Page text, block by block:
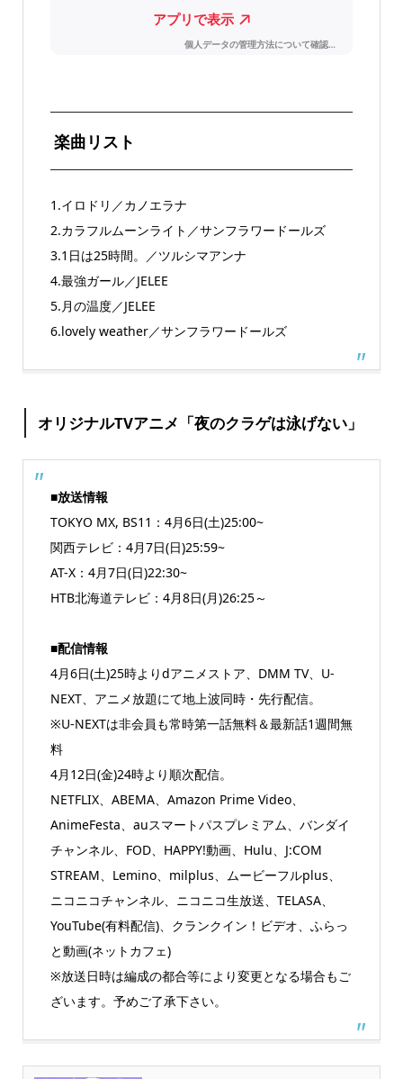
楽曲リスト
1.イロドリ／カノエラナ
2.カラフルムーンライト／サンフラワードールズ
3.1日は25時間。／ツルシマアンナ
4.最強ガール／JELEE
5.月の温度／JELEE
6.lovely weather／サンフラワードールズ
オリジナルTVアニメ「夜のクラゲは泳げない」
■放送情報
TOKYO MX, BS11：4月6日(土)25:00~
関西テレビ：4月7日(日)25:59~
AT-X：4月7日(日)22:30~
HTB北海道テレビ：4月8日(月)26:25～
■配信情報
4月6日(土)25時よりdアニメストア、DMM TV、U-
NEXT、アニメ放題にて地上波同時・先行配信。
※U-NEXTは非会員も常時第一話無料＆最新話1週間無
料
4月12日(金)24時より順次配信。
NETFLIX、ABEMA、Amazon Prime Video、
AnimeFesta、auスマートパスプレミアム、バンダイ
チャンネル、FOD、HAPPY!動画、Hulu、J:COM
STREAM、Lemino、milplus、ムービーフルplus、
ニコニコチャンネル、ニコニコ生放送、TELASA、
YouTube(有料配信)、クランクイン！ビデオ、ふらっ
と動画(ネットカフェ)
※放送日時は編成の都合等により変更となる場合もご
ざいます。予めご了承下さい。